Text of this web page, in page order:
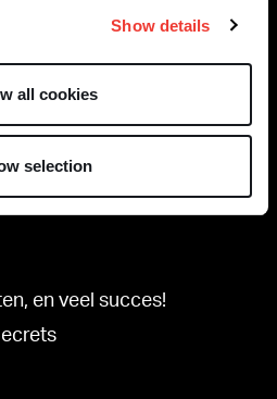
Show details
all cookies
selection
instructies.
naar onderstaand
van naam
nummer
en veel succes!